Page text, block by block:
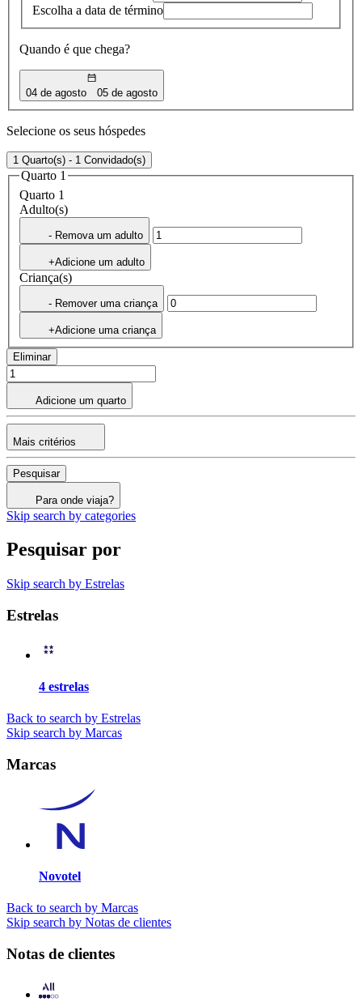
Escolha a data de término
Quando é que chega?
04 de agosto 05 de agosto
Selecione os seus hóspedes
1 Quarto(s) - 1 Convidado(s)
Quarto 1
Quarto 1
Adulto(s)
- Remova um adulto
+Adicione um adulto
Criança(s)
- Remover uma criança
+Adicione uma criança
Eliminar
Adicione um quarto
Mais critérios
Pesquisar
Para onde viaja?
Skip search by categories
Pesquisar por
Skip search by Estrelas
Estrelas
4 estrelas
Back to search by Estrelas
Skip search by Marcas
Marcas
Novotel
Back to search by Marcas
Skip search by Notas de clientes
Notas de clientes